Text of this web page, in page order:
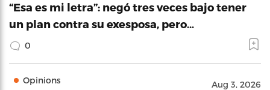
“Esa es mi letra”: negó tres veces bajo tener
un plan contra su exesposa, pero…
0
Opinions Aug 3, 2026